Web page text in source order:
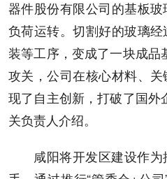
器件股份有限公司的基板
负荷运转。切割好的玻璃
装等工序，变成了一块成品
攻关，公司在核心材料、
现了自主创新，打破了国外
关负责人介绍。
咸阳将开发区建设作